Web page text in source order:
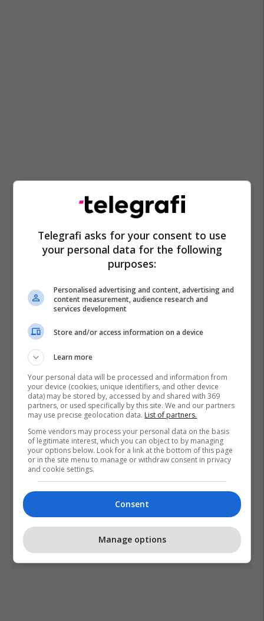
Telegrafi asks for your consent to use
your personal data for the following
purposes:
Personalised advertising and content, advertising and
content measurement, audience research and
services development
Store and/or access information on a device
Learn more
Your personal data will be processed and information from
your device (cookies, unique identifiers, and other device
data) may be stored by, accessed by and shared with 369
partners, or used specifically by this site. We and our partners
may use precise geolocation data. List of partners.
Some vendors may process your personal data on the basis
of legitimate interest, which you can object to by managing
your options below. Look for a link at the bottom of this page
or in the site menu to manage or withdraw consent in privacy
and cookie settings.
Consent
Manage options